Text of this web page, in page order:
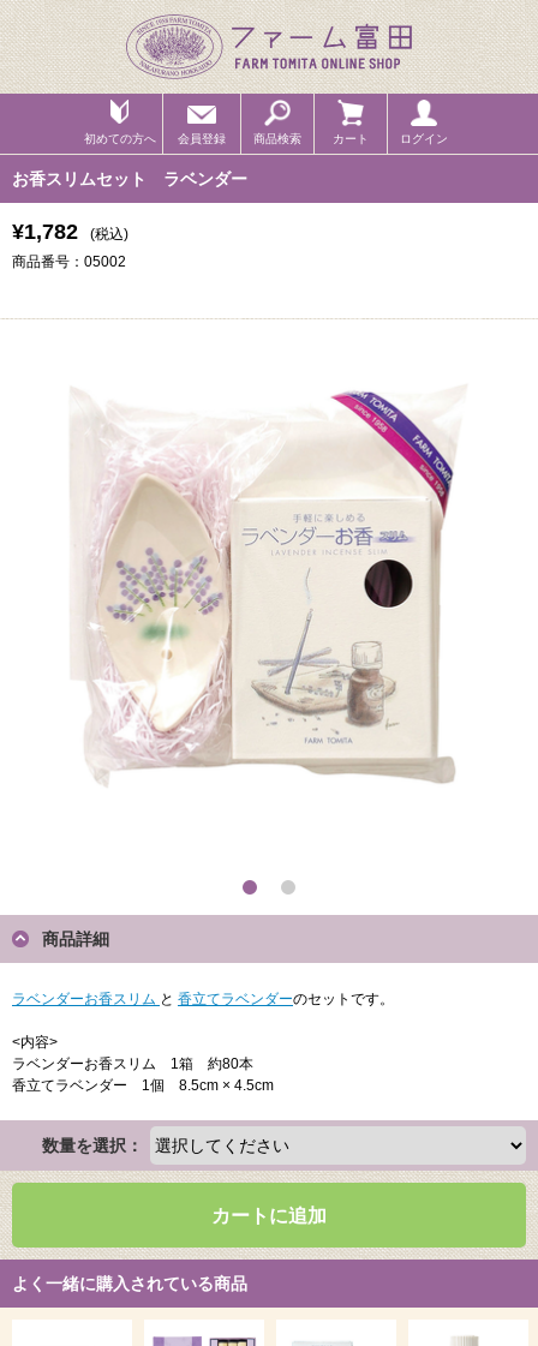
初めての方へ 会員登録 商品検索 カート ログイン
お香スリムセット ラベンダー
¥1,782
(税込)
商品番号：05002
商品詳細
ラベンダーお香スリム と 香立てラベンダーのセットです。
<内容>
ラベンダーお香スリム 1箱 約80本
香立てラベンダー 1個 8.5cm × 4.5cm
数量を選択：
カートに追加
よく一緒に購入されている商品